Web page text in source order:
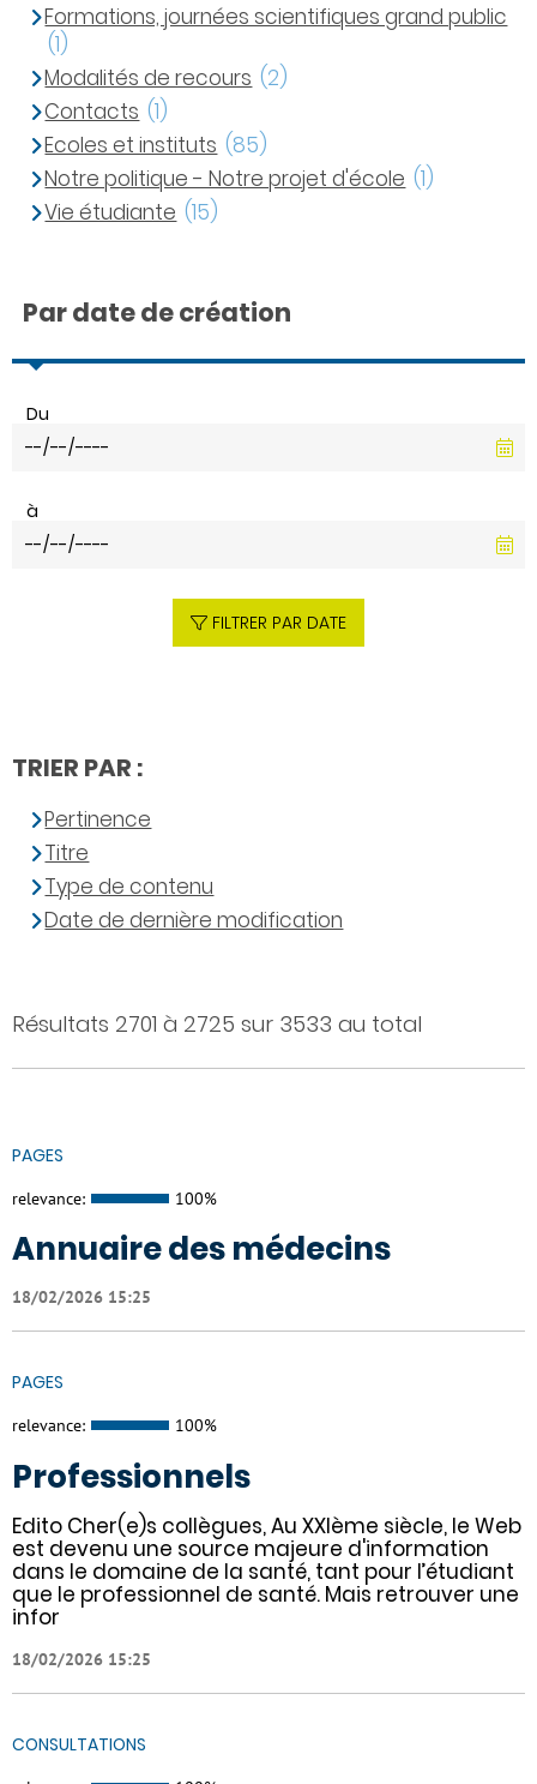
Résultats 2701 à 2725 sur 3533 au total
PAGES
relevance: 100%
Annuaire des médecins
18/02/2026 15:25
PAGES
relevance: 100%
Professionnels
Edito Cher(e)s collègues, Au XXIème siècle, le Web
est devenu une source majeure d'information
dans le domaine de la santé, tant pour l’étudiant
que le professionnel de santé. Mais retrouver une
infor
18/02/2026 15:25
CONSULTATIONS
Formations, journées scientifiques grand public
(1)
Modalités de recours (2)
Contacts (1)
Ecoles et instituts (85)
Notre politique - Notre projet d'école (1)
Vie étudiante (15)
Par date de création
Du
à
FILTRER PAR DATE
TRIER PAR :
Pertinence
Titre
Type de contenu
Date de dernière modification